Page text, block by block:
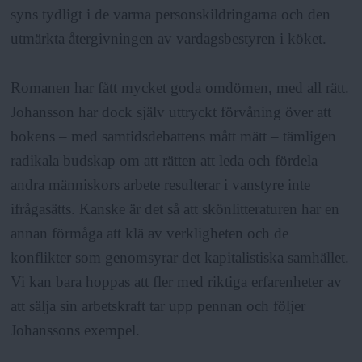
syns tydligt i de varma personskildringarna och den
utmärkta återgivningen av vardagsbestyren i köket.
Romanen har fått mycket goda omdömen, med all rätt.
Johansson har dock själv uttryckt förvåning över att
bokens – med samtidsdebattens mått mätt – tämligen
radikala budskap om att rätten att leda och fördela
andra människors arbete resulterar i vanstyre inte
ifrågasätts. Kanske är det så att skönlitteraturen har en
annan förmåga att klä av verkligheten och de
konflikter som genomsyrar det kapitalistiska samhället.
Vi kan bara hoppas att fler med riktiga erfarenheter av
att sälja sin arbetskraft tar upp pennan och följer
Johanssons exempel.